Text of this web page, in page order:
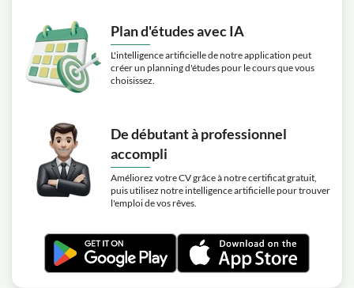
Plan d'études avec IA
L'intelligence artificielle de notre application peut
créer un planning d'études pour le cours que vous
choisissez.
De débutant à professionnel
accompli
Améliorez votre CV grâce à notre certificat gratuit,
puis utilisez notre intelligence artificielle pour trouver
l'emploi de vos rêves.